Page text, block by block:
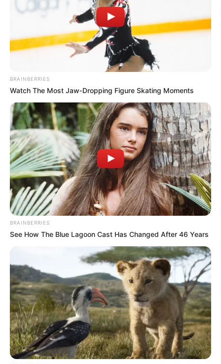
BRAINBERRIES
Watch The Most Jaw‑Dropping Figure Skating Moments
BRAINBERRIES
See How The Blue Lagoon Cast Has Changed After 46 Years